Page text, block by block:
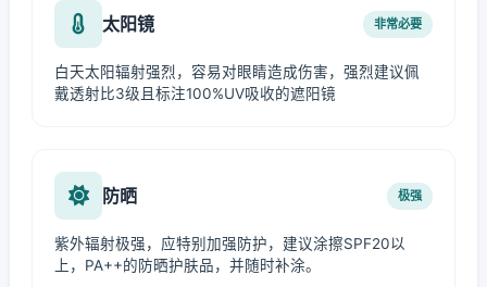
太阳镜 非常必要
白天太阳辐射强烈，容易对眼睛造成伤害，强烈建议佩
戴透射比3级且标注100%UV吸收的遮阳镜
防晒 极强
紫外辐射极强，应特别加强防护，建议涂擦SPF20以
上，PA++的防晒护肤品，并随时补涂。